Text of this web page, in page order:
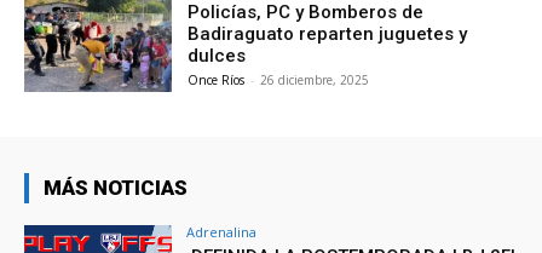
Policías, PC y Bomberos de
Badiraguato reparten juguetes y
dulces
Once Ríos - 26 diciembre, 2025
MÁS NOTICIAS
Adrenalina